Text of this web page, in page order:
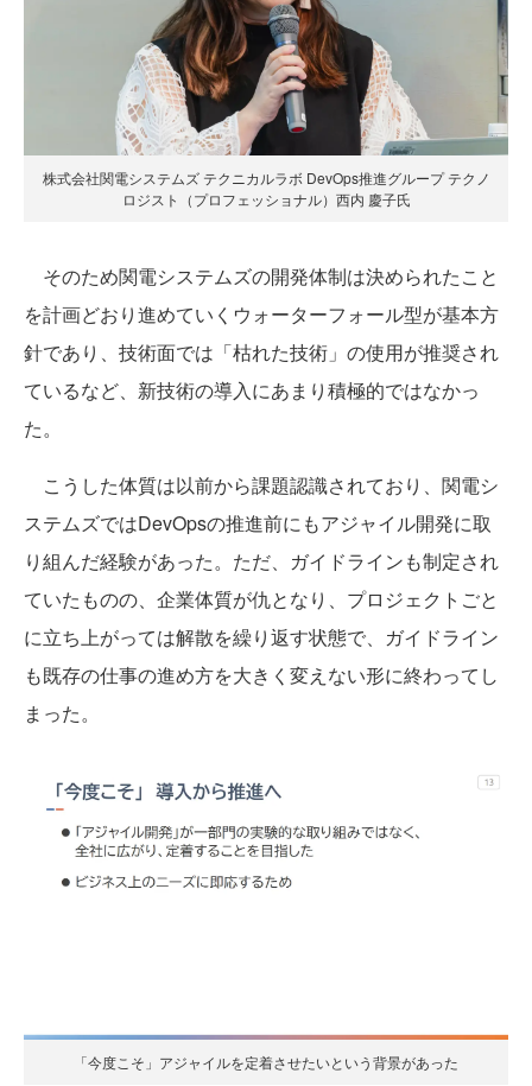
株式会社関電システムズ テクニカルラボ DevOps推進グループ テクノ
ロジスト（プロフェッショナル）西内 慶子氏
そのため関電システムズの開発体制は決められたこと
を計画どおり進めていくウォーターフォール型が基本方
針であり、技術面では「枯れた技術」の使用が推奨され
ているなど、新技術の導入にあまり積極的ではなかっ
た。
こうした体質は以前から課題認識されており、関電シ
ステムズではDevOpsの推進前にもアジャイル開発に取
り組んだ経験があった。ただ、ガイドラインも制定され
ていたものの、企業体質が仇となり、プロジェクトごと
に立ち上がっては解散を繰り返す状態で、ガイドライン
も既存の仕事の進め方を大きく変えない形に終わってし
まった。
「今度こそ」アジャイルを定着させたいという背景があった